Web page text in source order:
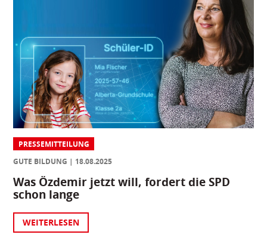
PRESSEMITTEILUNG
GUTE BILDUNG
18.08.2025
Was Özdemir jetzt will, fordert die SPD
schon lange
WEITERLESEN